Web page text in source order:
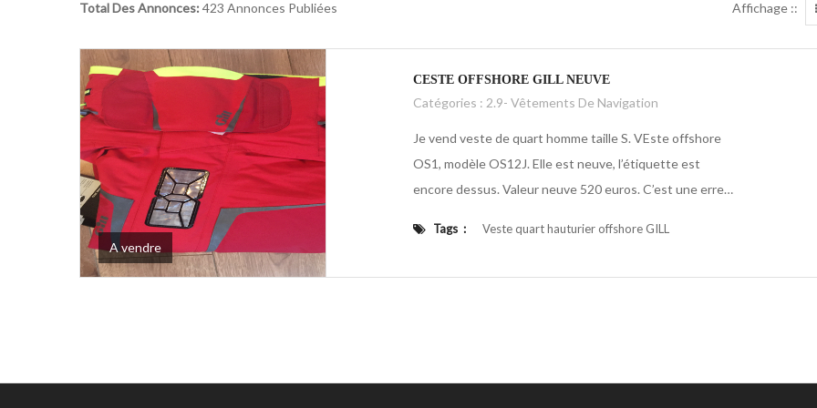
Total Des Annonces: 423 Annonces Publiées Affichage ::
A vendre
CESTE OFFSHORE GILL NEUVE
Catégories : 2.9- Vêtements De Navigation
Je vend veste de quart homme taille S. VEste offshore
OS1, modèle OS12J. Elle est neuve, l’étiquette est
encore dessus. Valeur neuve 520 euros. C’est une erreur
euros.
Tags : Veste quart hauturier offshore GILL